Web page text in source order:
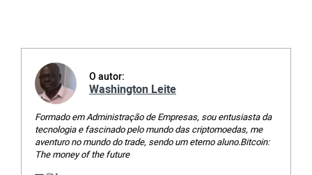
O autor:
Washington Leite
Formado em Administração de Empresas, sou entusiasta da
tecnologia e fascinado pelo mundo das criptomoedas, me
aventuro no mundo do trade, sendo um eterno aluno.Bitcoin:
The money of the future